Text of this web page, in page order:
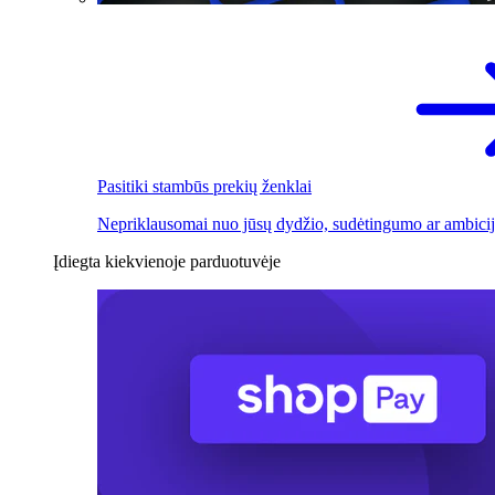
Pasitiki stambūs prekių ženklai
Nepriklausomai nuo jūsų dydžio, sudėtingumo ar
Įdiegta kiekvienoje parduotuvėje